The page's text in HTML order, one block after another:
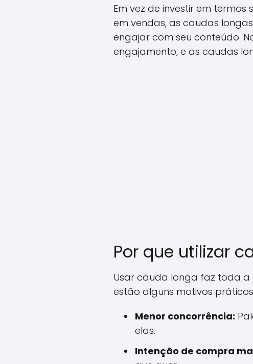
Em vez de investir em
em vendas, as caudas
engajar com seu conteúdo.
engajamento, e as caudas
Por que utilizar
Usar cauda longa faz toda a
estão alguns motivos
Menor concorrência:
elas.
Intenção de compra